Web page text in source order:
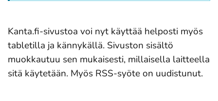
Kanta.fi-sivustoa voi nyt käyttää helposti myös
tabletilla ja kännykällä. Sivuston sisältö
muokkautuu sen mukaisesti, millaisella laitteella
sitä käytetään. Myös RSS-syöte on uudistunut.